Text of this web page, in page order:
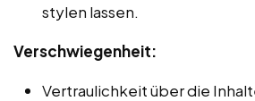
stylen lassen.
Verschwiegenheit:
Vertraulichkeit über die